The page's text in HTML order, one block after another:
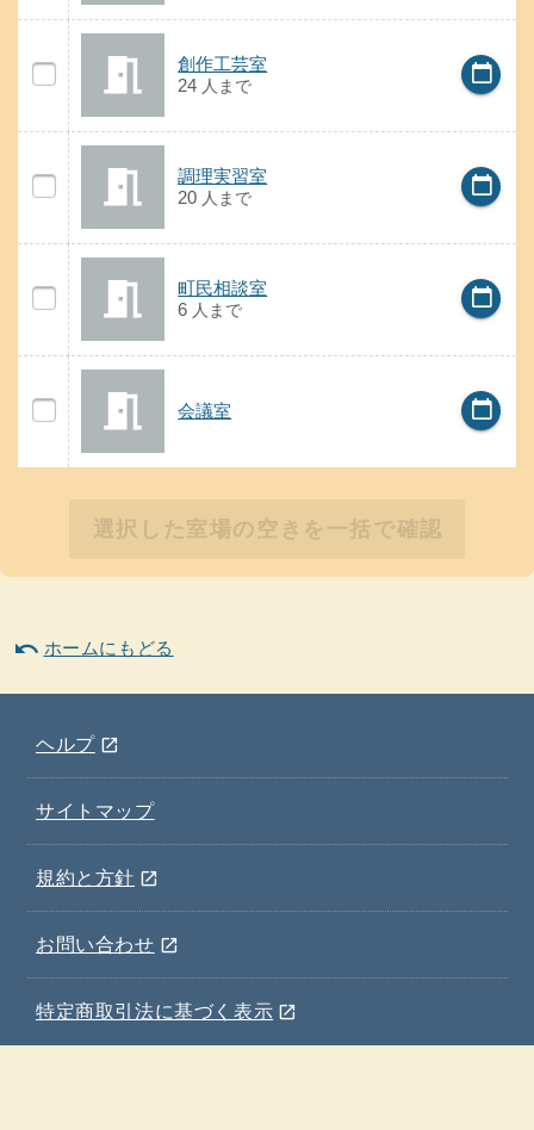
創作工芸室
24 人 まで
calendar_today
調理実習室
20 人 まで
calendar_today
町民相談室
6 人 まで
calendar_today
会議室 calendar_today
選択した室場の空きを一括で確認
undo ホームにもどる
ヘルプ open_in_new
サイトマップ
規約と方針 open_in_new
お問い合わせ open_in_new
特定商取引法に基づく表示 open_in_new